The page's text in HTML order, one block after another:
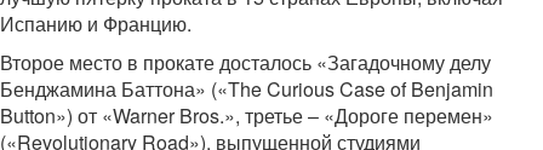
Испанию и Францию.
Второе место в прокате досталось «Загадочному делу
Бенджамина Баттона» («The Curious Case of Benjamin
Button») от «Warner Bros.», третье – «Дороге перемен»
(«Revolutionary Road»), выпущенной студиями